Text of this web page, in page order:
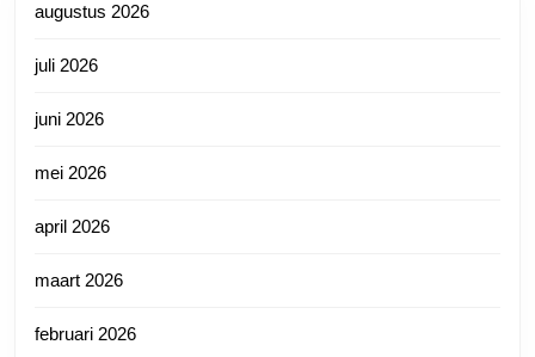
augustus 2026
juli 2026
juni 2026
mei 2026
april 2026
maart 2026
februari 2026